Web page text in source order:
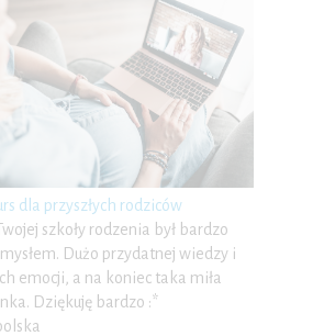
dla przyszłych rodziców
szkoły rodzenia był bardzo
Dużo przydatnej wiedzy i
emocji, a na koniec taka miła
Dziękuję bardzo :*